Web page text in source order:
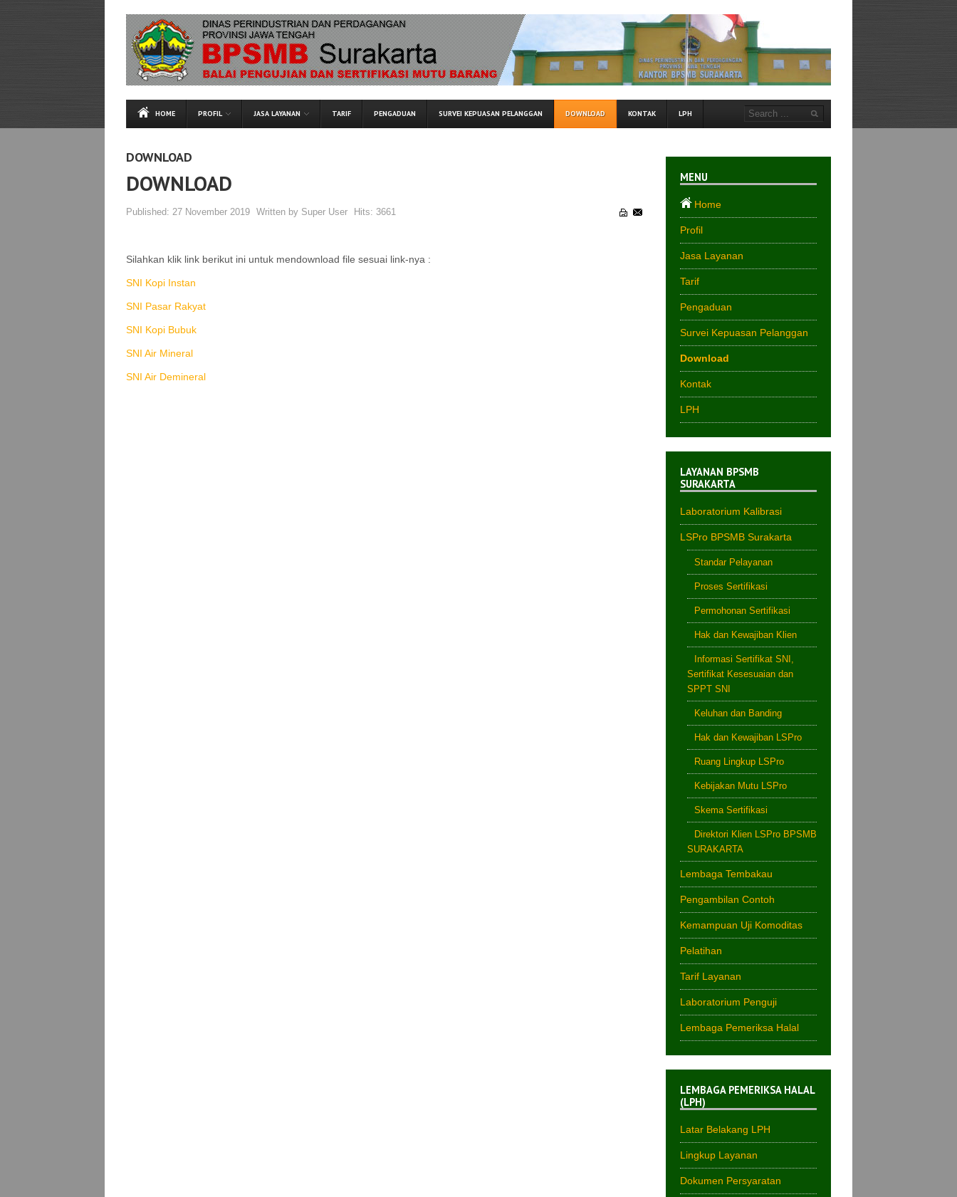
HOME PROFIL JASA LAYANAN TARIF PENGADUAN SURVEI KEPUASAN PELANGGAN DOWNLOAD KONTAK LPH
DOWNLOAD
DOWNLOAD
Published: 27 November 2019 Written by Super User Hits: 3661
Silahkan klik link berikut ini untuk mendownload file sesuai link-nya :
SNI Kopi Instan
SNI Pasar Rakyat
SNI Kopi Bubuk
SNI Air Mineral
SNI Air Demineral
MENU
Home
Profil
Jasa Layanan
Tarif
Pengaduan
Survei Kepuasan Pelanggan
Download
Kontak
LPH
LAYANAN BPSMB
SURAKARTA
Laboratorium Kalibrasi
LSPro BPSMB Surakarta
Standar Pelayanan
Proses Sertifikasi
Permohonan Sertifikasi
Hak dan Kewajiban Klien
Informasi Sertifikat SNI,
Sertifikat Kesesuaian dan
SPPT SNI
Keluhan dan Banding
Hak dan Kewajiban LSPro
Ruang Lingkup LSPro
Kebijakan Mutu LSPro
Skema Sertifikasi
Direktori Klien LSPro BPSMB
SURAKARTA
Lembaga Tembakau
Pengambilan Contoh
Kemampuan Uji Komoditas
Pelatihan
Tarif Layanan
Laboratorium Penguji
Lembaga Pemeriksa Halal
LEMBAGA PEMERIKSA HALAL
(LPH)
Latar Belakang LPH
Lingkup Layanan
Dokumen Persyaratan